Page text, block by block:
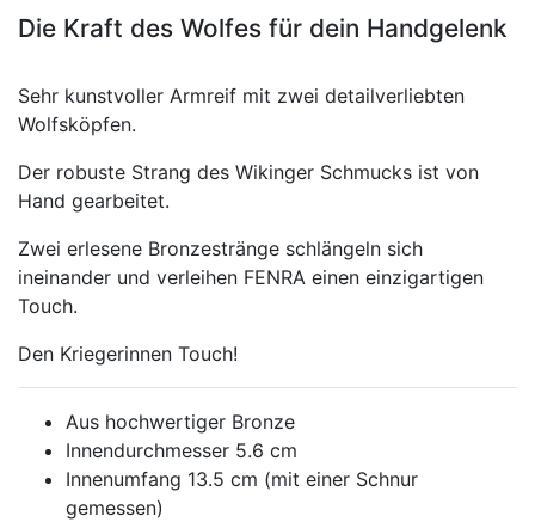
Die Kraft des Wolfes für dein Handgelenk
Sehr kunstvoller Armreif mit zwei detailverliebten
Wolfsköpfen.
Der robuste Strang des Wikinger Schmucks ist von
Hand gearbeitet.
Zwei erlesene Bronzestränge schlängeln sich
ineinander und verleihen FENRA einen einzigartigen
Touch.
Den Kriegerinnen Touch!
Aus hochwertiger Bronze
Innendurchmesser 5.6 cm
Innenumfang 13.5 cm (mit einer Schnur
gemessen)